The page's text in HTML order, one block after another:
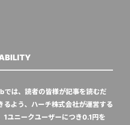
は、読者の皆様が記事を読むだ
るよう、ハーチ株式会社が運営する
1ユニークユーザーにつき0.1円を